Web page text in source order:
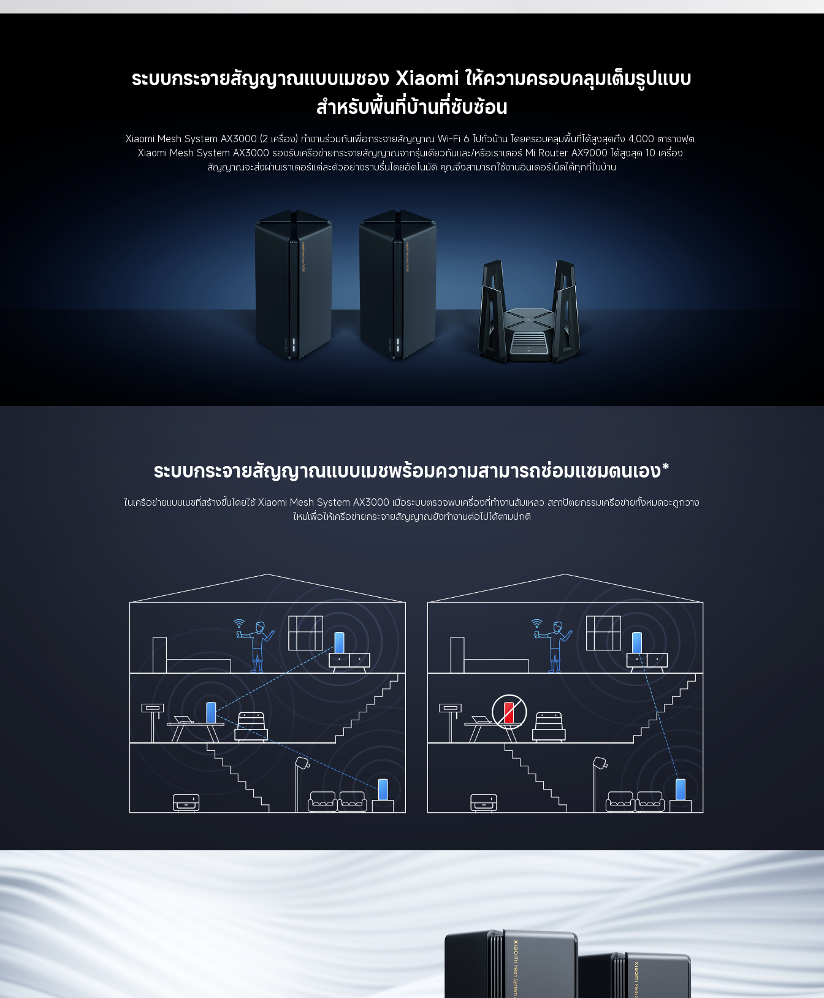
ระบบกระจายสัญญาณแบบเมชอง Xiaomi ให้ความครอบคลุมเต็มรูปแบบ
สำหรับพื้นที่บ้านที่ซับซ้อน
Xiaomi Mesh System AX3000 (2 เครื่อง) ทำงานร่วมกันเพื่อกระจายสัญญาณ Wi-Fi 6 ไปทั่วบ้าน โดยครอบคลุมพื้นที่ได้สูงสุดถึง 4,000 ตารางฟุต
Xiaomi Mesh System AX3000 รองรับเครือข่ายกระจายสัญญาณจากรุ่นเดียวกันและ/หรือเราเตอร์ Mi Router AX9000 ได้สูงสุด 10 เครื่อง
สัญญาณจะส่งผ่านเราเตอร์แต่ละตัวอย่างราบรื่นโดยอัตโนมัติ คุณจึงสามารถใช้งานอินเตอร์เน็ตได้ทุกที่ในบ้าน
ระบบกระจายสัญญาณแบบเมชพร้อมความสามารถซ่อมแซมตนเอง*
ในเครือข่ายแบบเมชที่สร้างขึ้นโดยใช้ Xiaomi Mesh System AX3000 เมื่อระบบตรวจพบเครื่องที่ทำงานล้มเหลว สถาปัตยกรรมเครือข่ายทั้งหมดจะถูกวาง
ใหม่เพื่อให้เครือข่ายกระจายสัญญาณยังทำงานต่อไปได้ตามปกติ